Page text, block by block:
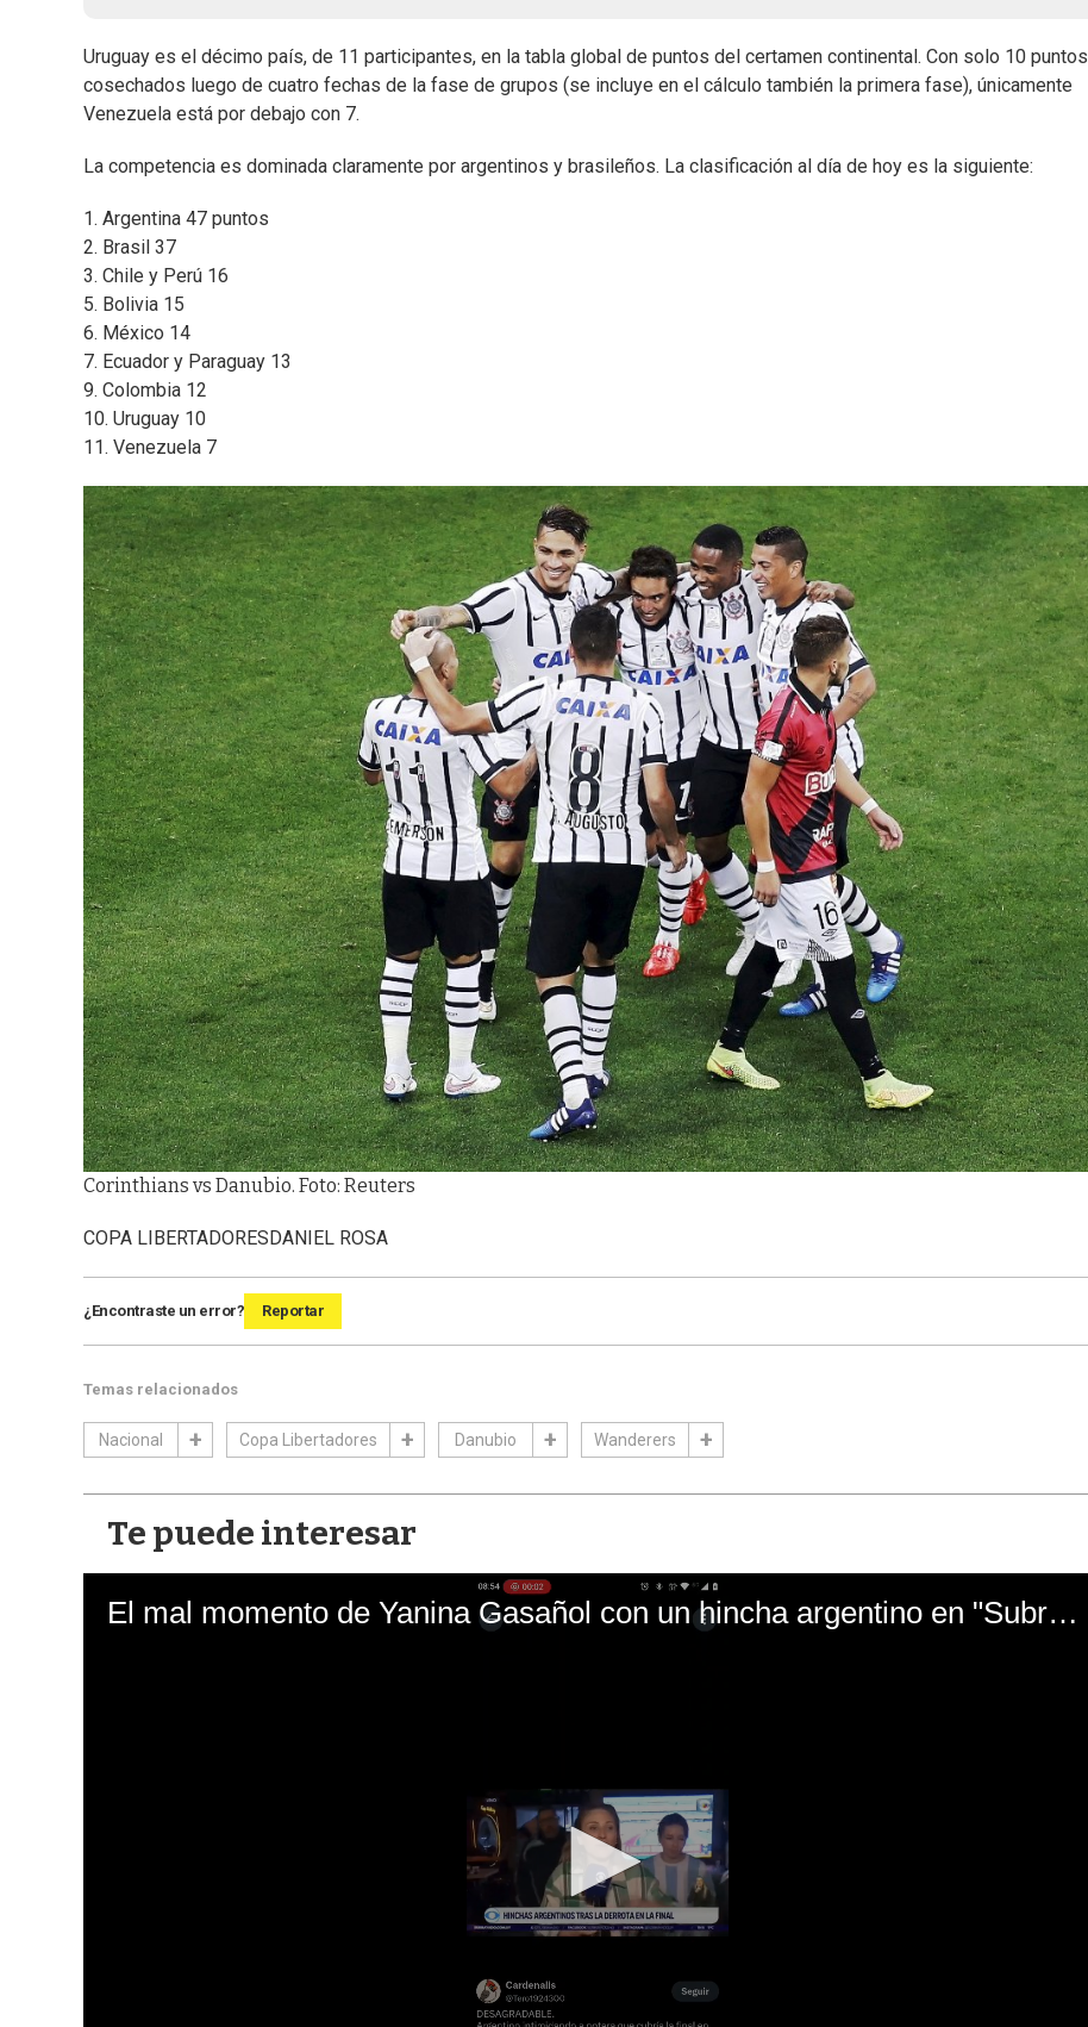
Uruguay es el décimo país, de 11 participantes, en la tabla global de puntos del certamen continental. Con solo 10 puntos
cosechados luego de cuatro fechas de la fase de grupos (se incluye en el cálculo también la primera fase), únicamente
Venezuela está por debajo con 7.
La competencia es dominada claramente por argentinos y brasileños. La clasificación al día de hoy es la siguiente:
1. Argentina 47 puntos
2. Brasil 37
3. Chile y Perú 16
5. Bolivia 15
6. México 14
7. Ecuador y Paraguay 13
9. Colombia 12
10. Uruguay 10
11. Venezuela 7
Corinthians vs Danubio. Foto: Reuters
COPA LIBERTADORES DANIEL ROSA
¿Encontraste un error? Reportar
Temas relacionados
Nacional Copa Libertadores Danubio Wanderers
Te puede interesar
El mal momento de Yanina Gasañol con un hincha argentino en "Subrayado"